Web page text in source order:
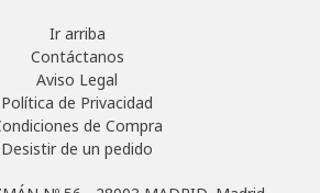
Ir arriba
Contáctanos
Aviso Legal
Política de Privacidad
de Compra
Desistir de un pedido